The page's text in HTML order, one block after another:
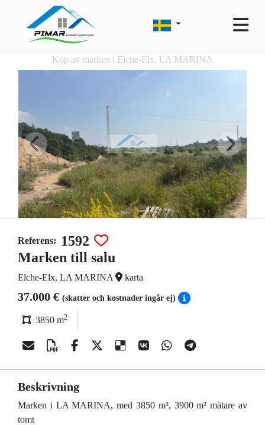
Köp av marken i Elche-Elx, LA MARINA
Referens:
1592
Marken till salu
Elche-Elx, LA MARINA karta
37.000 € (skatter och kostnader ingår ej)
3850 m2
Beskrivning
Marken i LA MARINA, med 3850 m², 3900 m² mätare av
tomt